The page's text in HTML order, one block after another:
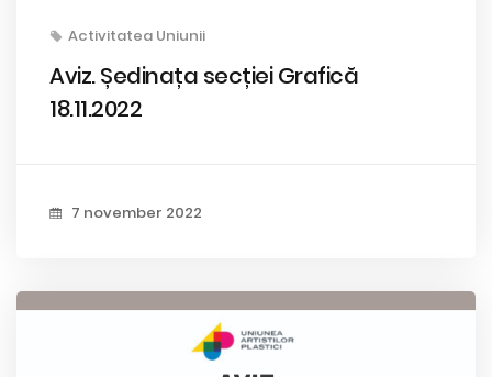
Activitatea Uniunii
Aviz. Ședinața secției Grafică
18.11.2022
7 november 2022